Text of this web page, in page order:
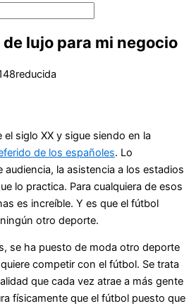
lujo para mi negocio
siglo XX y sigue siendo en la
de los españoles. Lo
audiencia, la asistencia a los estadios
lo practica. Para cualquiera de esos
es increíble. Y es que el fútbol
otro deporte.
se ha puesto de moda otro deporte
competir con el fútbol. Se trata
que cada vez atrae a más gente
físicamente que el fútbol puesto que